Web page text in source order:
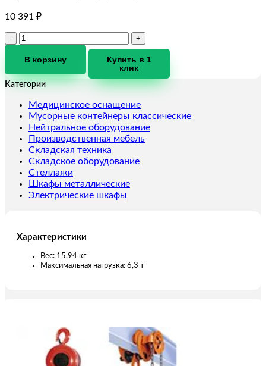
10 391 ₽
Количество
Строп
т
6),
(L=8
м)
125
мм
В корзину
Купить в 1
клик
Категории
Медицинское оснащение
Мусорные контейнеры классические
Нейтральное оборудование
Производственная мебель
Складская техника
Складское оборудование
Стеллажи
Шкафы металлические
Электрические шкафы
Характеристики
Вес: 15,94 кг
Максимальная нагрузка: 6,3 т